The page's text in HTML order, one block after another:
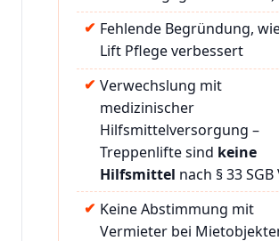
Fehlende Begründung,
Lift Pflege verbessert
Verwechslung mit
medizinischer
Hilfsmittelversorgung –
Treppenlifte sind keine
Hilfsmittel nach § 33 SGB
Keine Abstimmung mit
Vermieter bei